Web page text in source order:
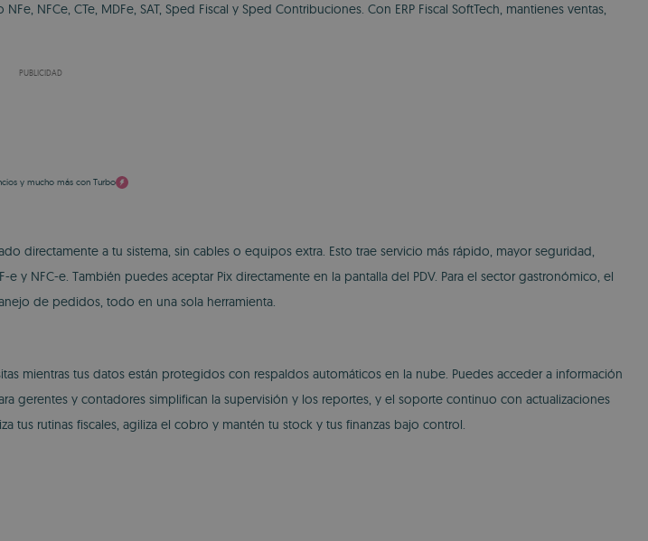
NFCe, CTe, MDFe, SAT, Sped Fiscal y Sped Contribuciones. Con ERP Fiscal SoftTech, mantienes ventas,
PUBLICIDAD
y mucho más con Turbo
directamente a tu sistema, sin cables o equipos extra. Esto trae servicio más rápido, mayor seguridad,
NFC-e. También puedes aceptar Pix directamente en la pantalla del PDV. Para el sector gastronómico, el
de pedidos, todo en una sola herramienta.
mientras tus datos están protegidos con respaldos automáticos en la nube. Puedes acceder a información
gerentes y contadores simplifican la supervisión y los reportes, y el soporte continuo con actualizaciones
tus rutinas fiscales, agiliza el cobro y mantén tu stock y tus finanzas bajo control.